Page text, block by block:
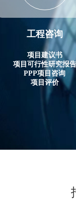
工程咨询
项目建议书
项目可行性研究报告
PPP项目咨询
项目评价